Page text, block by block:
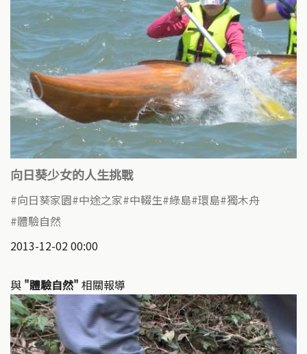
向日葵少女的人生挑戰
向日葵家園 中途之家 中輟生 綠島 環島 獨木舟
體驗自然
2013-12-02 00:00
與 "體驗自然" 相關報導